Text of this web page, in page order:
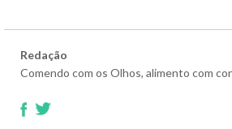
Redação
Comendo com os Olhos, alimento com